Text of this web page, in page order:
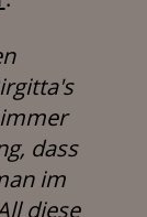
dass
im
diese